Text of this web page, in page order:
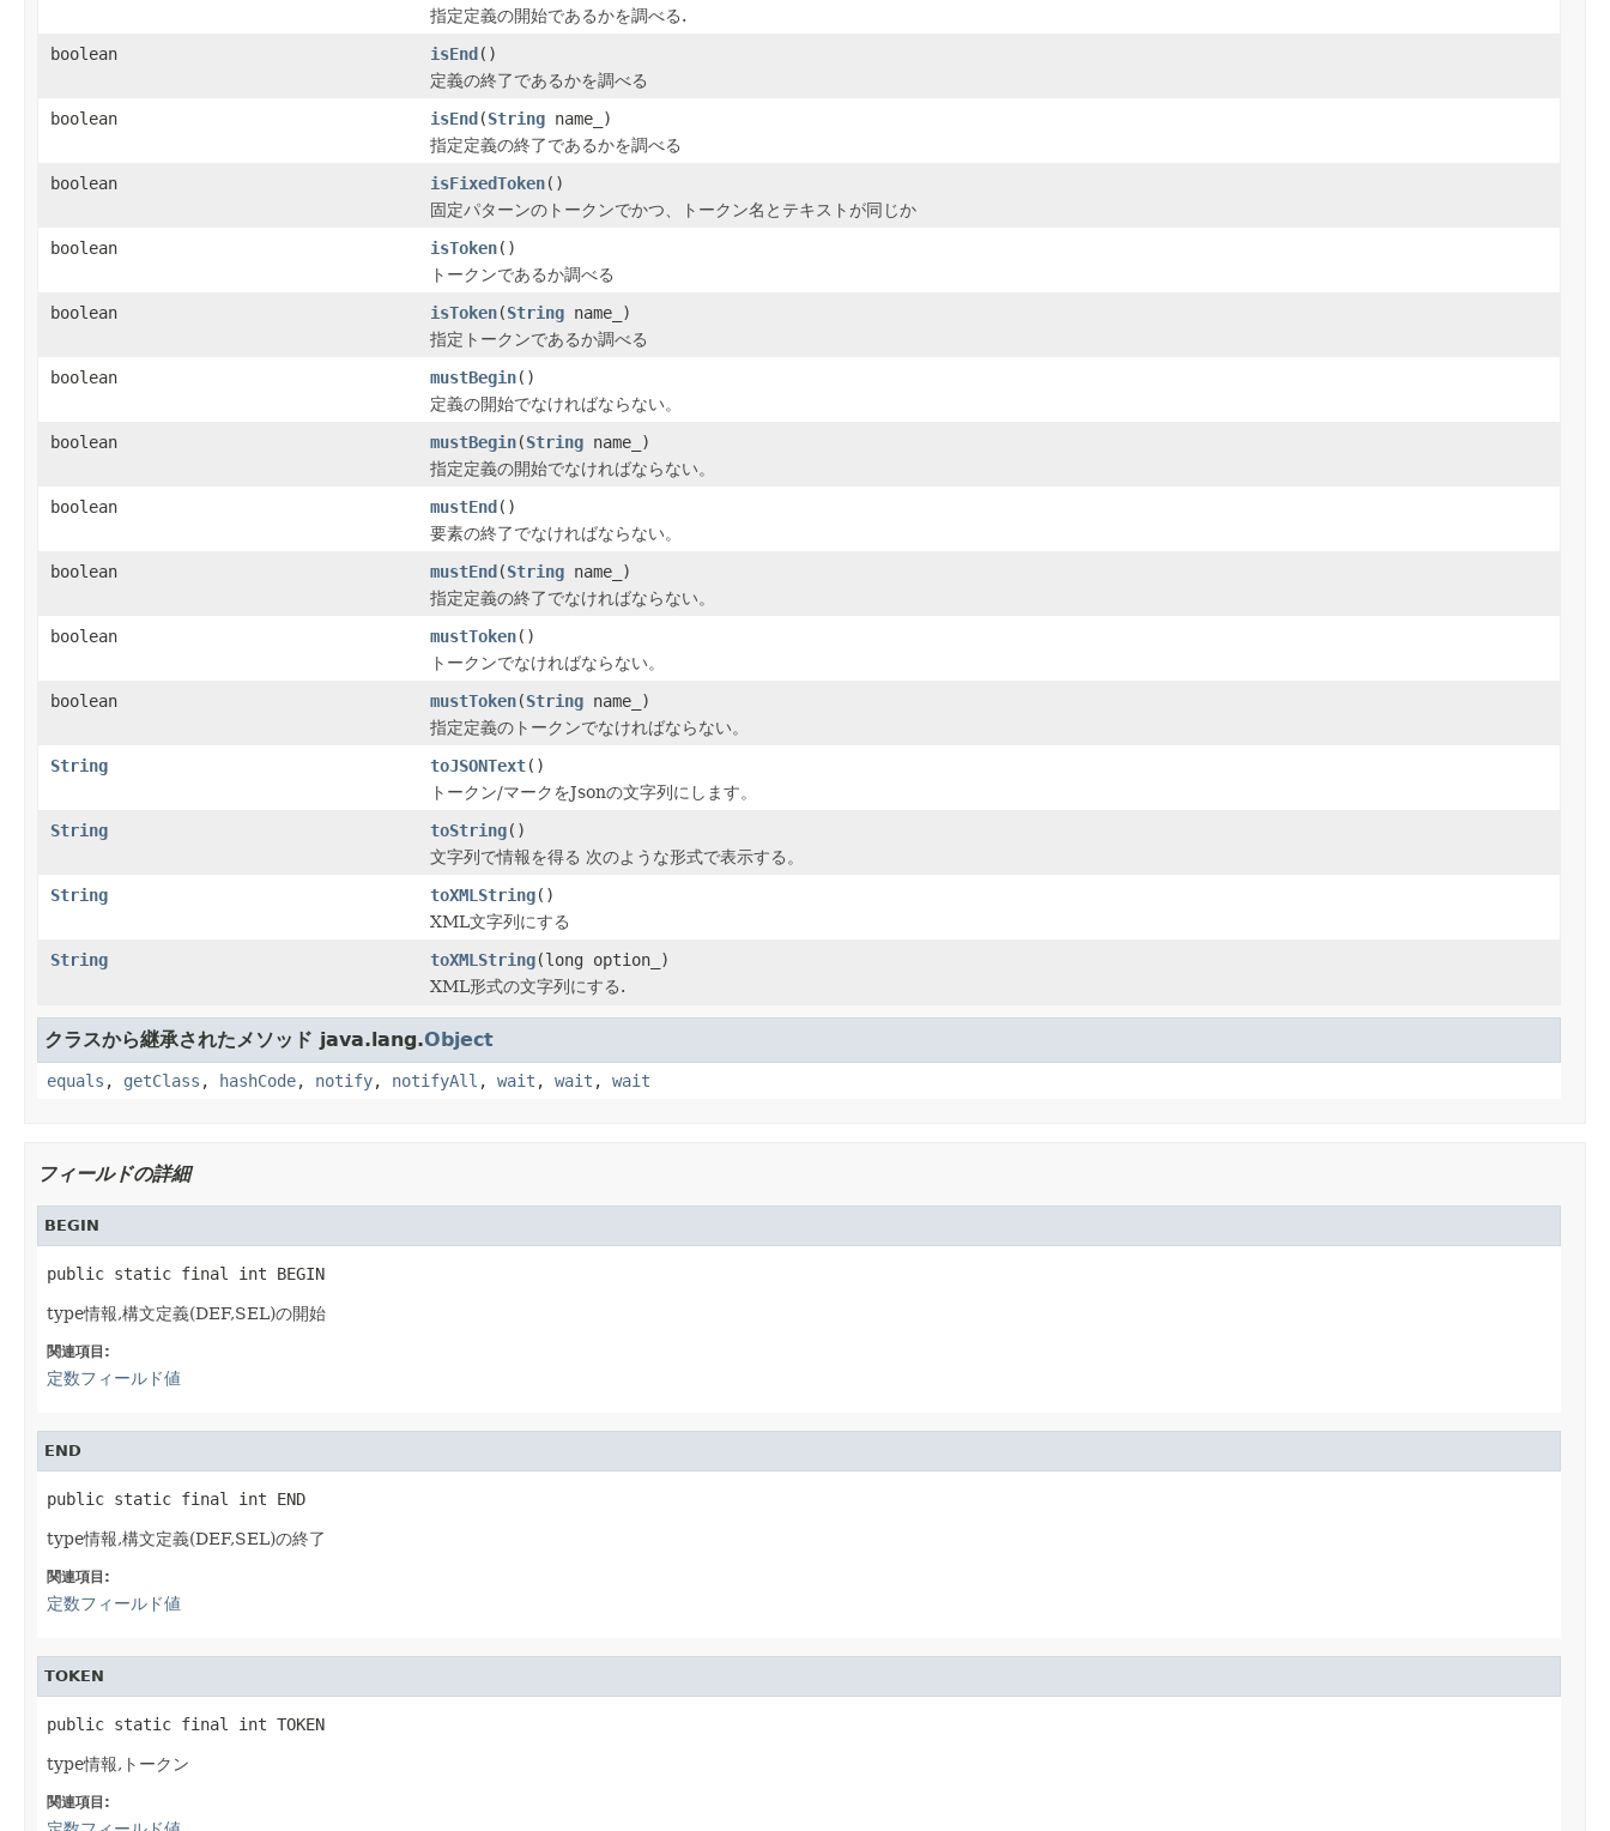
指定定義の開始であるかを調べる.
boolean
isEnd()
定義の終了であるかを調べる
boolean
isEnd(String name_)
指定定義の終了であるかを調べる
boolean
isFixedToken()
固定パターンのトークンでかつ、トークン名とテキストが同じか
boolean
isToken()
トークンであるか調べる
boolean
isToken(String name_)
指定トークンであるか調べる
boolean
mustBegin()
定義の開始でなければならない。
boolean
mustBegin(String name_)
指定定義の開始でなければならない。
boolean
mustEnd()
要素の終了でなければならない。
boolean
mustEnd(String name_)
指定定義の終了でなければならない。
boolean
mustToken()
トークンでなければならない。
boolean
mustToken(String name_)
指定定義のトークンでなければならない。
String
toJSONText()
トークン/マークをJsonの文字列にします。
String
toString()
文字列で情報を得る 次のような形式で表示する。
String
toXMLString()
XML文字列にする
String
toXMLString(long option_)
XML形式の文字列にする.
クラスから継承されたメソッド java.lang.Object
equals , getClass , hashCode, notify, notifyAll , wait , wait , wait
フィールドの詳細
BEGIN
public static final int BEGIN
type情報,構文定義(DEF,SEL)の開始
関連項目:
定数フィールド値
END
public static final int END
type情報,構文定義(DEF,SEL)の終了
関連項目:
定数フィールド値
TOKEN
public static final int TOKEN
type情報,トークン
関連項目: